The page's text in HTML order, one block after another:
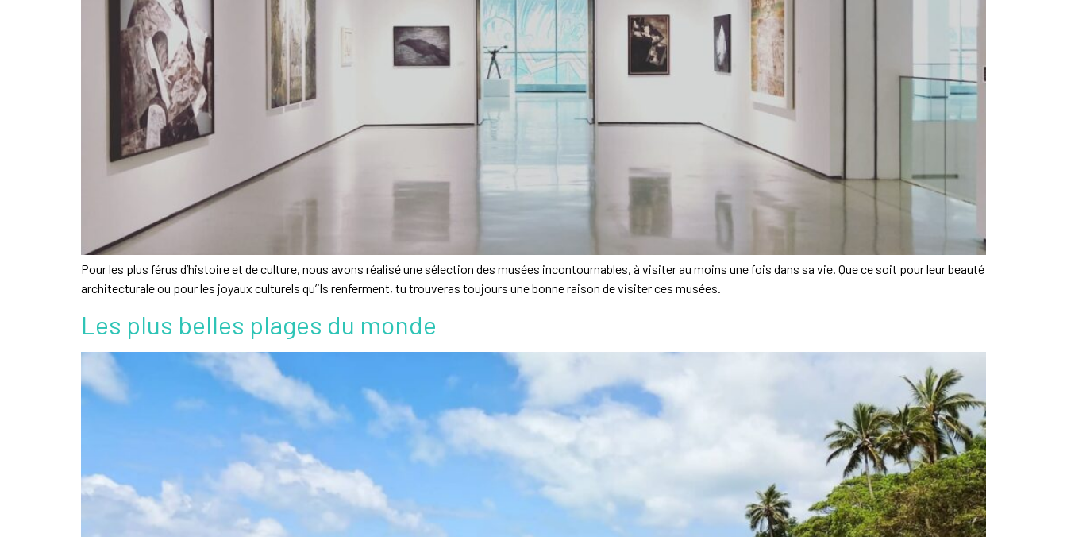
Pour les plus férus d’histoire et de culture, nous avons réalisé une sélection des musées incontournables, à visiter au moins une fois dans sa vie. Que ce soit pour leur beauté
architecturale ou pour les joyaux culturels qu’ils renferment, tu trouveras toujours une bonne raison de visiter ces musées.
Les plus belles plages du monde